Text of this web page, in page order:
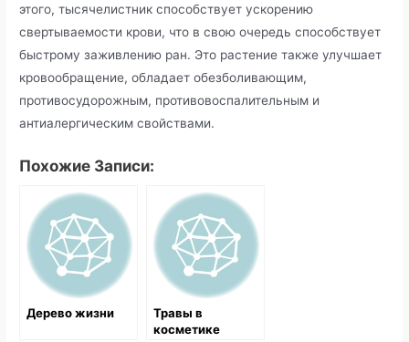
этого, тысячелистник способствует ускорению
свертываемости крови, что в свою очередь способствует
быстрому заживлению ран. Это растение также улучшает
кровообращение, обладает обезболивающим,
противосудорожным, противовоспалительным и
антиалергическим свойствами.
Похожие Записи:
Дерево жизни
Травы в
косметике